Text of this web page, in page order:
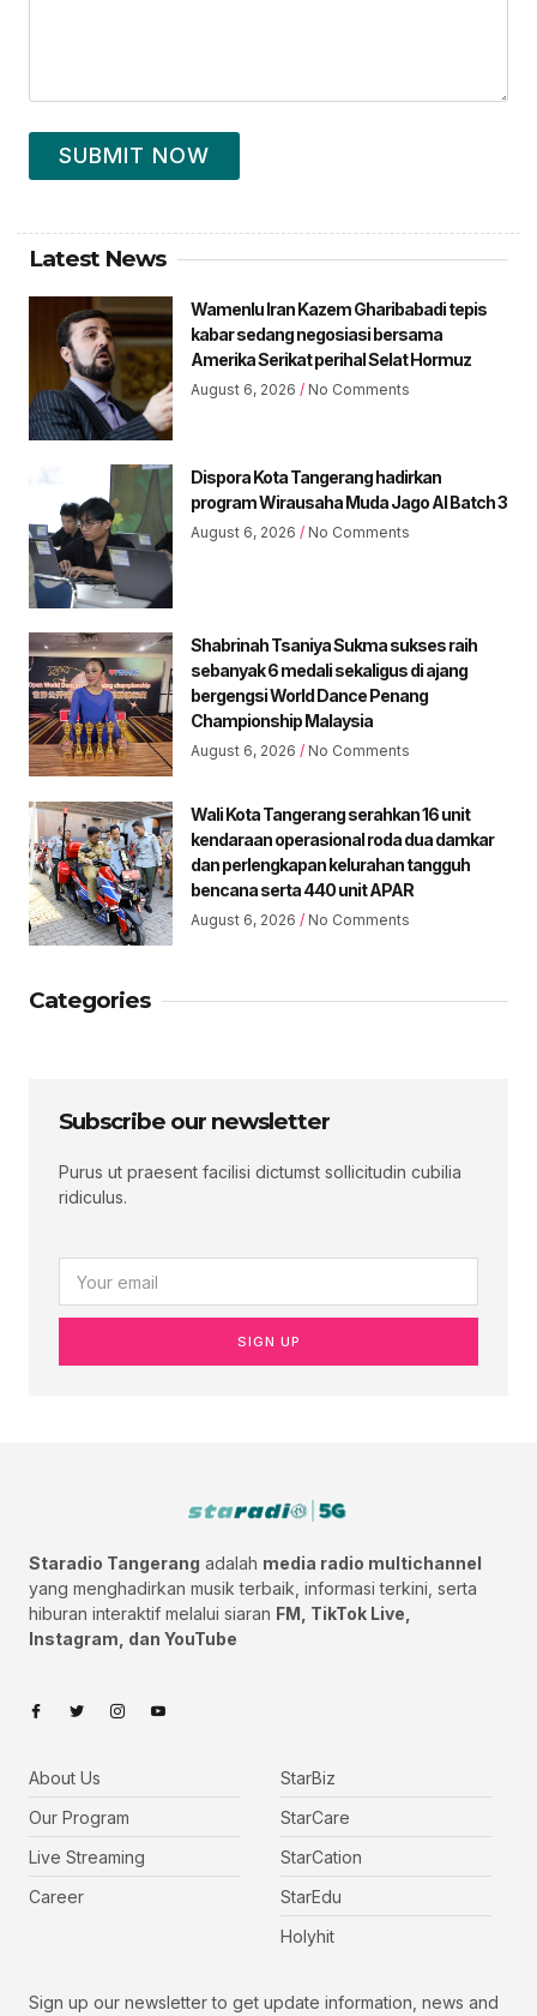
SUBMIT NOW
Latest News
Wamenlu Iran Kazem Gharibabadi tepis
kabar sedang negosiasi bersama
Amerika Serikat perihal Selat Hormuz
August 6, 2026 No Comments
Dispora Kota Tangerang hadirkan
program Wirausaha Muda Jago AI Batch 3
August 6, 2026 No Comments
Shabrinah Tsaniya Sukma sukses raih
sebanyak 6 medali sekaligus di ajang
bergengsi World Dance Penang
Championship Malaysia
August 6, 2026 No Comments
Wali Kota Tangerang serahkan 16 unit
kendaraan operasional roda dua damkar
dan perlengkapan kelurahan tangguh
bencana serta 440 unit APAR
August 6, 2026 No Comments
Categories
Subscribe our newsletter
Purus ut praesent facilisi dictumst sollicitudin cubilia
ridiculus.
SIGN UP
Staradio Tangerang adalah media radio multichannel
yang menghadirkan musik terbaik, informasi terkini, serta
hiburan interaktif melalui siaran FM, TikTok Live,
Instagram, dan YouTube
About Us
Our Program
Live Streaming
Career
StarBiz
StarCare
StarCation
StarEdu
Holyhit
Sign up our newsletter to get update information, news and